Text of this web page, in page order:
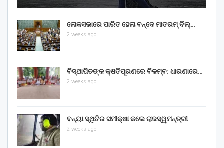
ଲୋକସଭାରେ ପାରିତ ହେଲା ବନ୍ଦେ ମାତରମ୍‌ ବିଲ୍‌…
2 weeks ago
ବିସ୍ଥାପିତଙ୍କ କ୍ଷତିପୂରଣରେ ବିଳମ୍ବ: ଧାରଣାରେ…
2 weeks ago
ବନ୍ୟା ସ୍ଥିତିର ସମୀକ୍ଷା କଲେ ରାଜସ୍ୱମନ୍ତ୍ରୀ
2 weeks ago